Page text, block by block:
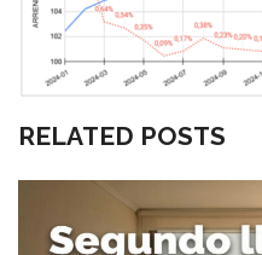
RELATED POSTS